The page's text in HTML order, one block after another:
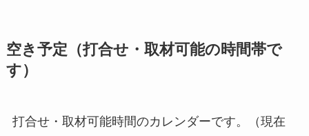
空き予定（打合せ・取材可能の時間帯で
す）
打合せ・取材可能時間のカレンダーです。（現在